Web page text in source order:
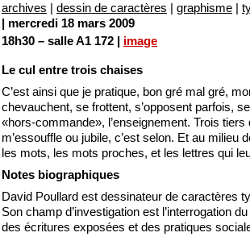
archives | dessin de caractères | graphisme |
| mercredi 18 mars 2009
18h30 – salle A1 172 | image
Le cul entre trois chaises
C’est ainsi que je pratique, bon gré mal gré,
chevauchent, se frottent, s’opposent parfois,
«hors-commande», l’enseignement. Trois tiers
m’essouffle ou jubile, c’est selon. Et au
les mots, les mots proches, et les lettres qui
Notes biographiques
David Poullard est dessinateur de caractères
Son champ d’investigation est l’interrogation
des écritures exposées et des pratiques